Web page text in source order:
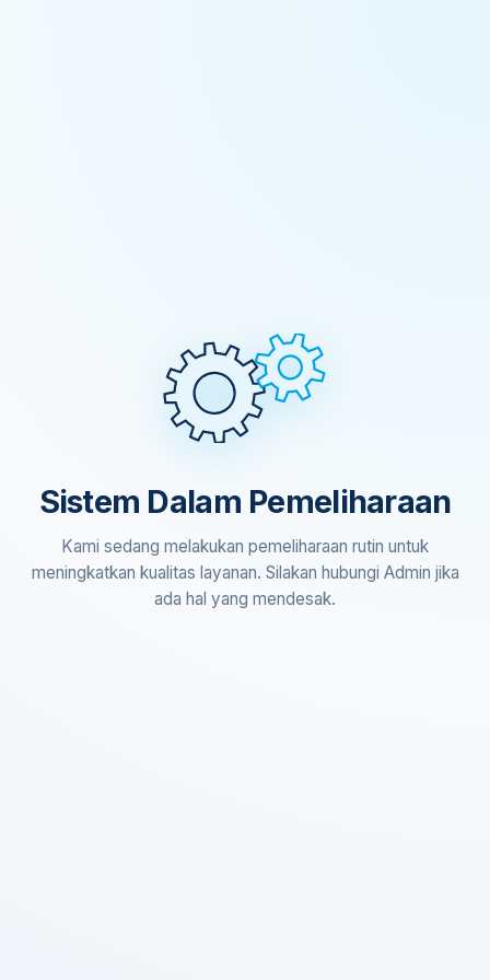
Sistem Dalam Pemeliharaan
Kami sedang melakukan pemeliharaan rutin untuk
meningkatkan kualitas layanan. Silakan hubungi Admin jika
ada hal yang mendesak.